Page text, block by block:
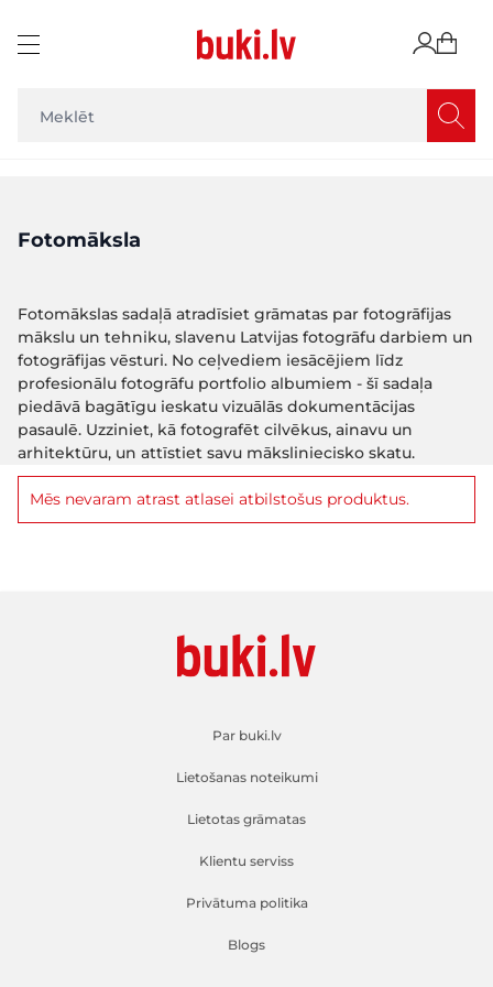
Fotomāksla
Fotomākslas sadaļā atradīsiet grāmatas par fotogrāfijas
mākslu un tehniku, slavenu Latvijas fotogrāfu darbiem un
fotogrāfijas vēsturi. No ceļvediem iesācējiem līdz
profesionālu fotogrāfu portfolio albumiem - šī sadaļa
piedāvā bagātīgu ieskatu vizuālās dokumentācijas
pasaulē. Uzziniet, kā fotografēt cilvēkus, ainavu un
arhitektūru, un attīstiet savu māksliniecisko skatu.
Mēs nevaram atrast atlasei atbilstošus produktus.
Par buki.lv
Lietošanas noteikumi
Lietotas grāmatas
Klientu serviss
Privātuma politika
Blogs